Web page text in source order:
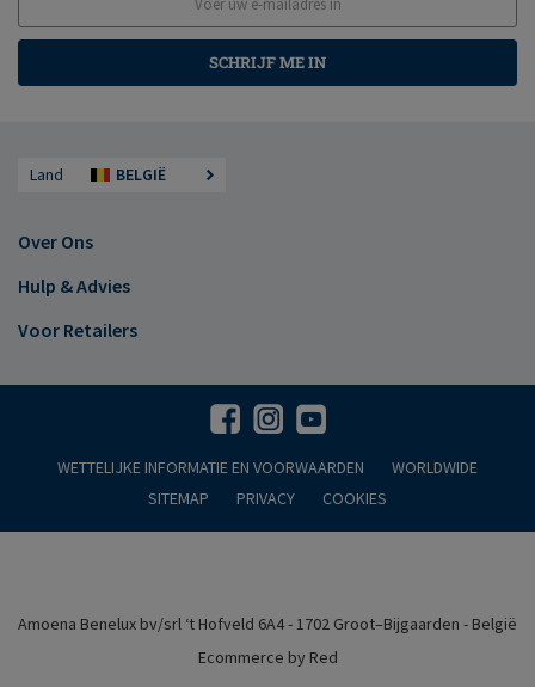
SCHRIJF ME IN
Land BELGIË
Over Ons
Hulp & Advies
Voor Retailers
WETTELIJKE INFORMATIE EN VOORWAARDEN
WORLDWIDE
SITEMAP
PRIVACY COOKIES
Amoena Benelux bv/srl ‘t Hofveld 6A4 - 1702 Groot–Bijgaarden - België
Ecommerce by Red